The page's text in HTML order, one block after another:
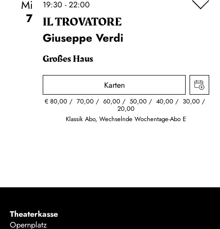
Mi
7
19:30 - 22:00
IL TROVA­TORE
Giuseppe Verdi
Großes Haus
Karten
€80,00 70,00 60,00 50,00 40,00 30,00
20,00
Klassik Abo, Wechselnde Wochentage-Abo E
Theaterkasse
Opernplatz